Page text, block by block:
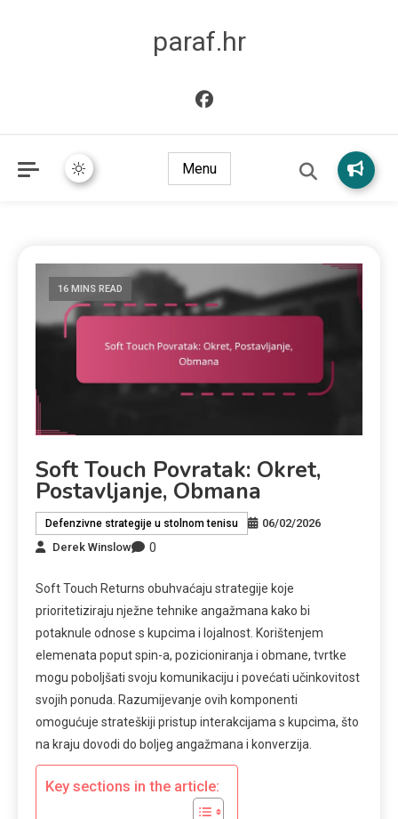
paraf.hr
Menu
16 MINS READ
Soft Touch Povratak: Okret,
Postavljanje, Obmana
Defenzivne strategije u stolnom tenisu
06/02/2026
Derek Winslow
0
Soft Touch Returns obuhvaćaju strategije koje
prioritetiziraju nježne tehnike angažmana kako bi
potaknule odnose s kupcima i lojalnost. Korištenjem
elemenata poput spin-a, pozicioniranja i obmane, tvrtke
mogu poboljšati svoju komunikaciju i povećati učinkovitost
svojih ponuda. Razumijevanje ovih komponenti
omogućuje strateškiji pristup interakcijama s kupcima, što
na kraju dovodi do boljeg angažmana i konverzija.
Key sections in the article: